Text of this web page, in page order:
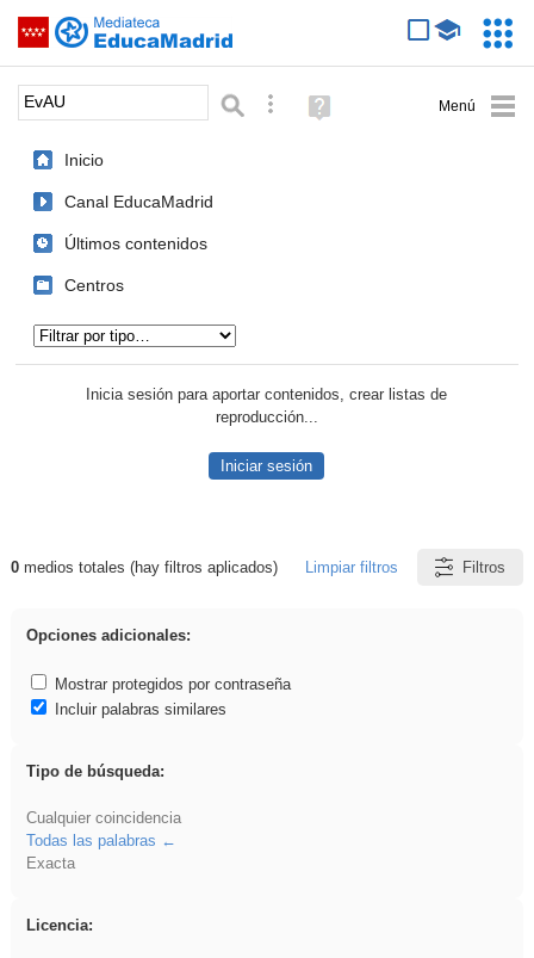
Saltar navegación
Palabra o frase: Búsqueda avanzada
Ayuda
(en
Inicio
Canal EducaMadrid
Últimos contenidos
Centros
Inicia sesión para aportar contenidos, crear listas de
reproducción...
Iniciar sesión
Resultados de: EvAU
0medios totales (hay filtros aplicados) Limpiar filtros Filtros
Opciones adicionales:
Mostrar protegidos por contraseña
Incluir palabras similares
Tipo de búsqueda:
Cualquier coincidencia
Todas las palabras
Exacta
Licencia: